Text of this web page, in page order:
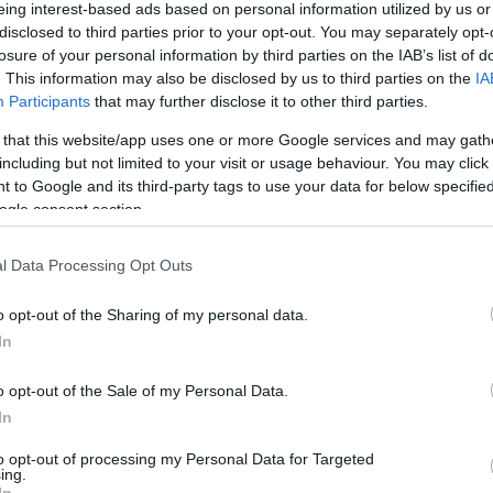
interest-based ads based on personal information utilized by us
to third parties prior to your opt-out. You may separately
of your personal information by third parties on the IAB’s list of
This information may also be disclosed by us to third parties on the
Participants that may further disclose it to other third parties.
that this website/app uses one or more Google services and may
but not limited to your visit or usage behaviour. You may
to Google and its third-party tags to use your data for below
consent section.
Data Processing Opt Outs
opt-out of the Sharing of my personal data.
opt-out of the Sale of my Personal Data.
opt-out of processing my Personal Data for Targeted
Έρευνες
συμφωνήσουμε ότι οι τελευταίοι μήνες θα αφήσουν
λίγο η αυθόρμητη απόσταση που κρατάμε με τους
Ο Προσκοπισμός δεν θα μπορούσε να παραμείνει
οργανώσεις σε όλη την Ευρώπη σκέφτηκαν
να μεταφερθούν σε μια νέα πραγματικότητα.
περισσότερο και αλλού λιγότερο, πρόσκοποι σε όλη την
όπλο που διαθέτουν, την φαντασία και την
από το zoom και τους υπολογιστές. Τα
προσκόπου που πάλευε μπροστά σε μια κάμερα για να
που επέλεξε για αυτό τον ψηφιακό διαγωνισμό
από το διαγωνισμό
.
για να φτιάξουνε εκατομμύρια πρόσκοποι την
ας μην ξεχάσουμε ότι για πρώτη φορά στην μισό αιώνα
on the Internet) πραγματοποιήθηκε μια Ειδική
προσκόπους σε όλο τον κόσμο που βρέθηκαν